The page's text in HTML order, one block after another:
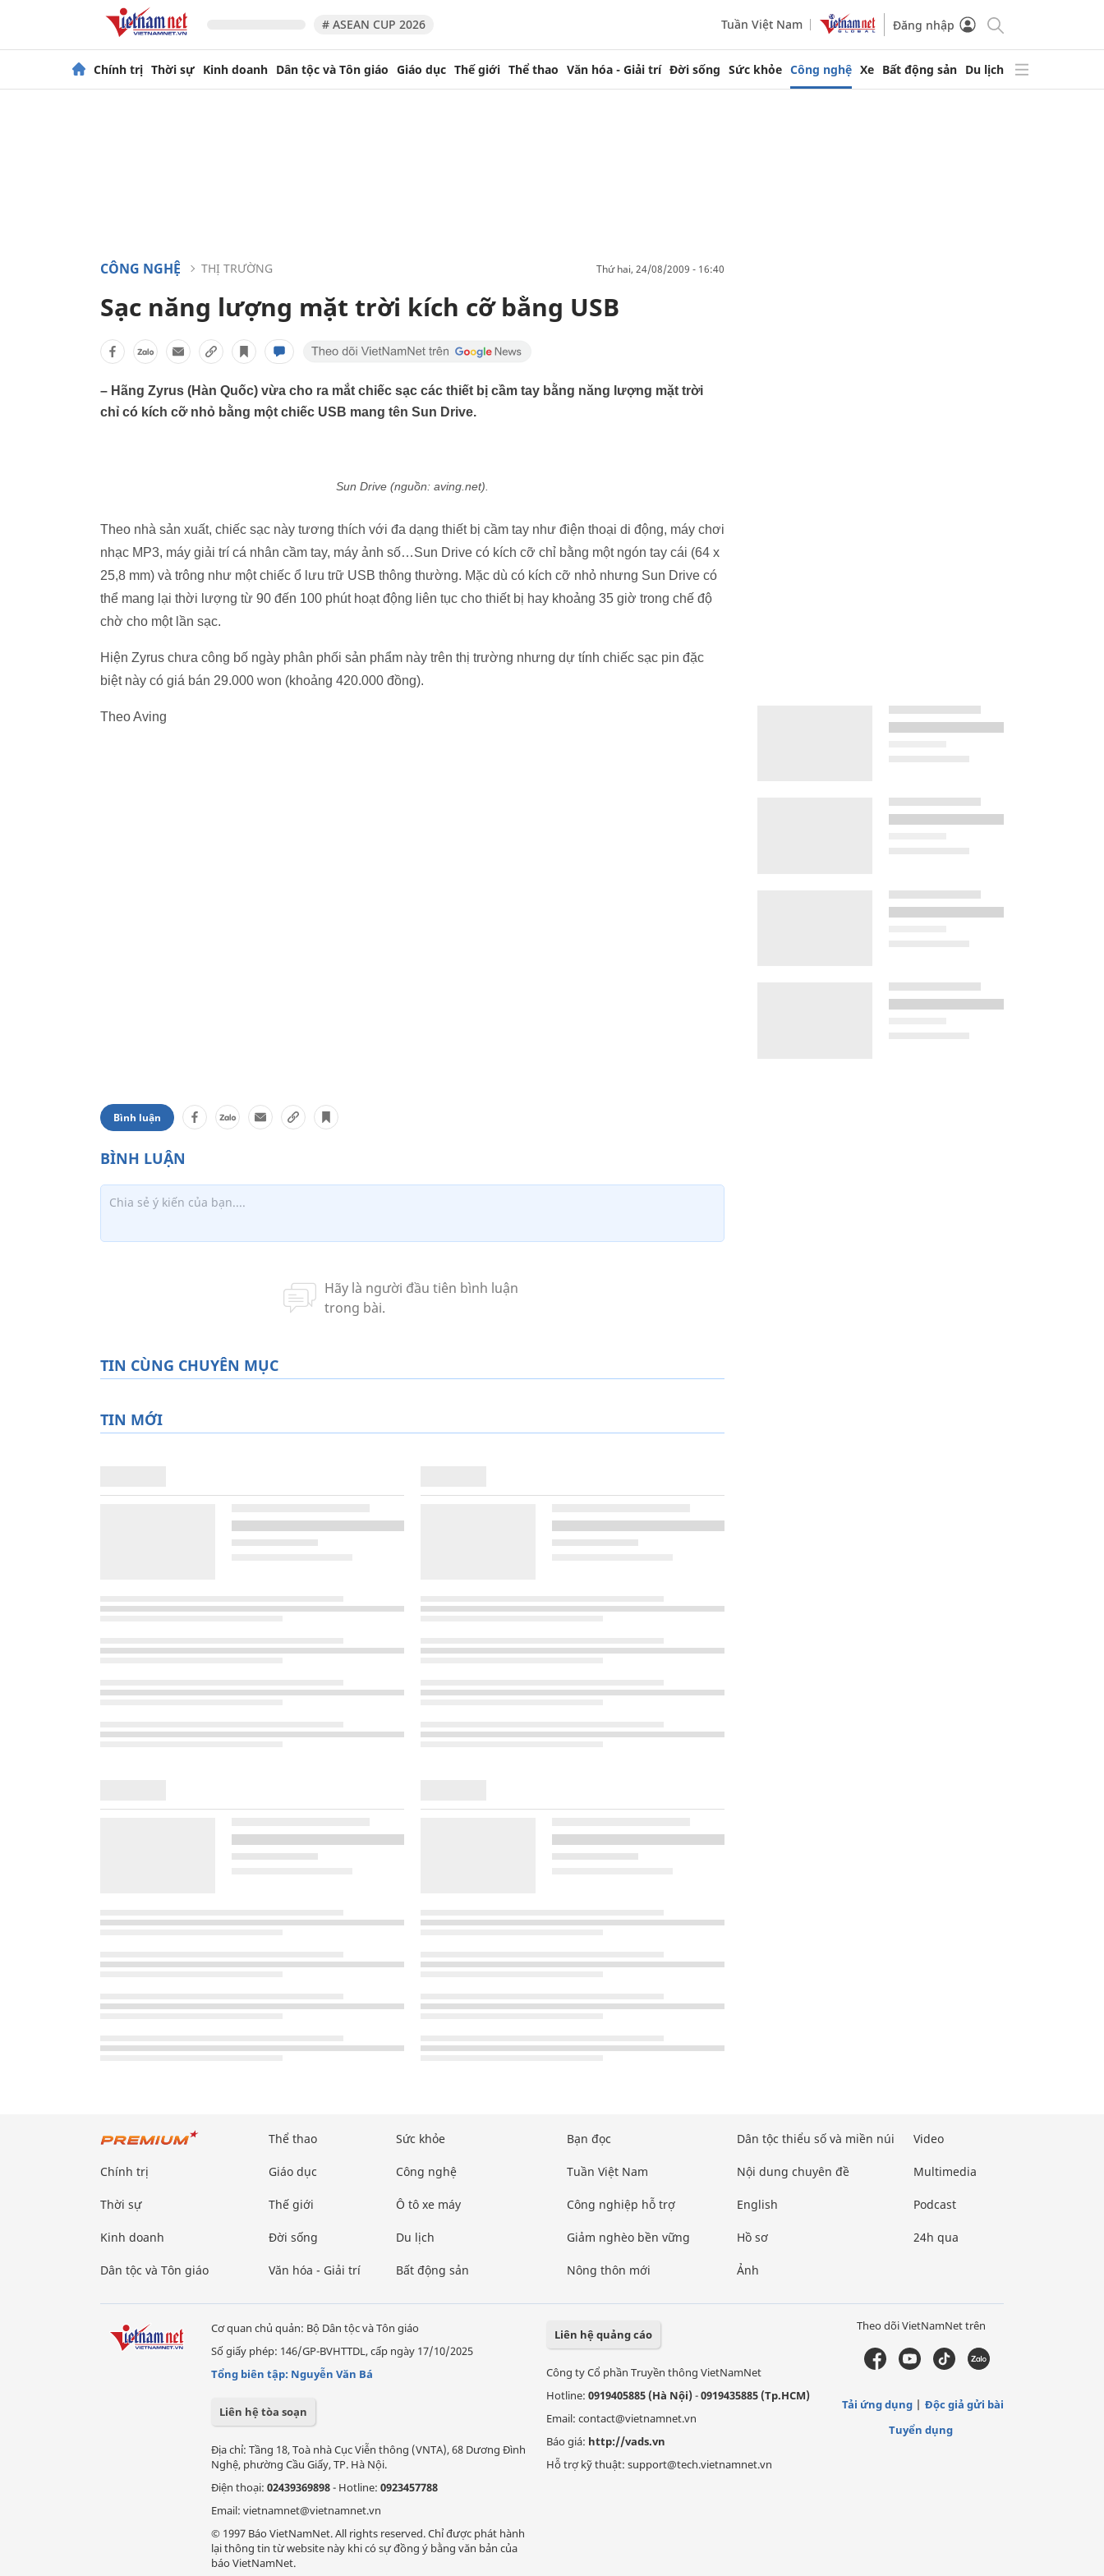
# ASEAN CUP 2026 Tuần Việt Nam Đăng nhập
Chính trị Thời sự Kinh doanh Dân tộc và Tôn giáo Giáo dục Thế giới Thể thao Văn hóa - Giải trí Đời sống Sức khỏe Công nghệ Xe Bất động sản Du lịch
CÔNG NGHỆ THỊ TRƯỜNG thứ hai, 24/08/2009 - 16:40
Sạc năng lượng mặt trời kích cỡ bằng USB
– Hãng Zyrus (Hàn Quốc) vừa cho ra mắt chiếc sạc các thiết bị cầm tay bằng năng lượng mặt trời
chỉ có kích cỡ nhỏ bằng một chiếc USB mang tên Sun Drive.
Sun Drive (nguồn: aving.net).
Theo nhà sản xuất, chiếc sạc này tương thích với đa dạng thiết bị cầm tay như điện thoại di động, máy chơi
nhạc MP3, máy giải trí cá nhân cầm tay, máy ảnh số…Sun Drive có kích cỡ chỉ bằng một ngón tay cái (64 x
25,8 mm) và trông như một chiếc ổ lưu trữ USB thông thường. Mặc dù có kích cỡ nhỏ nhưng Sun Drive có
thể mang lại thời lượng từ 90 đến 100 phút hoạt động liên tục cho thiết bị hay khoảng 35 giờ trong chế độ
chờ cho một lần sạc.
Hiện Zyrus chưa công bố ngày phân phối sản phẩm này trên thị trường nhưng dự tính chiếc sạc pin đặc
biệt này có giá bán 29.000 won (khoảng 420.000 đồng).
Theo Aving
Bình luận
TIN CÙNG CHUYÊN MỤC
TIN MỚI
Chính trị
Thời sự
Kinh doanh
Dân tộc và Tôn giáo
Thể thao
Giáo dục
Thế giới
Đời sống
Văn hóa - Giải trí
Sức khỏe
Công nghệ
Ô tô xe máy
Du lịch
Bất động sản
Bạn đọc
Tuần Việt Nam
Công nghiệp hỗ trợ
Giảm nghèo bền vững
Nông thôn mới
Dân tộc thiểu số và miền núi
Nội dung chuyên đề
English
Hồ sơ
Ảnh
Video
Multimedia
Podcast
24h qua
Cơ quan chủ quản: Bộ Dân tộc và Tôn giáo
Số giấy phép: 146/GP-BVHTTDL, cấp ngày 17/10/2025
Tổng biên tập: Nguyễn Văn Bá
Liên hệ tòa soạn
Địa chỉ: Tầng 18, Toà nhà Cục Viễn thông (VNTA), 68 Dương Đình
Nghệ, phường Cầu Giấy, TP. Hà Nội.
Điện thoại: 02439369898- Hotline: 0923457788
Email: vietnamnet@vietnamnet.vn
© 1997 Báo VietNamNet. All rights reserved. Chỉ được phát hành
lại thông tin từ website này khi có sự đồng ý bằng văn bản của
báo VietNamNet.
Liên hệ quảng cáo
Công ty Cổ phần Truyền thông VietNamNet
Hotline: 0919405885 (Hà Nội)-0919435885 (Tp.HCM)
Email: contact@vietnamnet.vn
Báo giá: http://vads.vn
Hỗ trợ kỹ thuật: support@tech.vietnamnet.vn
Theo dõi VietNamNet trên
Tải ứng dụng
Độc giả gửi bài
Tuyển dụng